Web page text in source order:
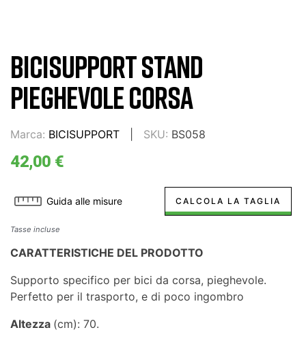
BICISUPPORT STAND
PIEGHEVOLE CORSA
Marca: BICISUPPORT SKU: BS058
42,00 €
Guida alle misure CALCOLA LA TAGLIA
Tasse incluse
CARATTERISTICHE DEL PRODOTTO
Supporto specifico per bici da corsa, pieghevole.
Perfetto per il trasporto, e di poco ingombro
Altezza (cm): 70.